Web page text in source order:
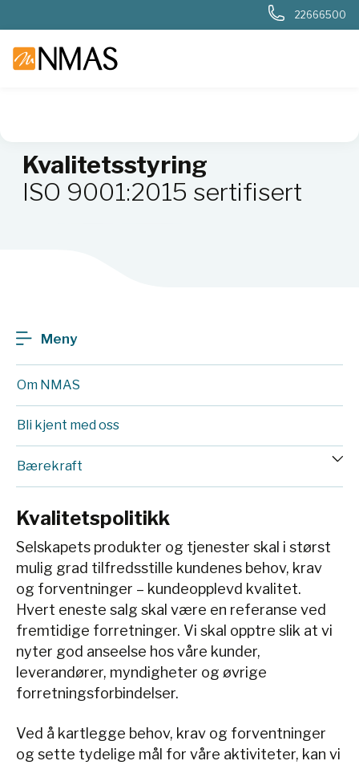
22666500
Kvalitetsstyring
ISO 9001:2015 sertifisert
Meny
Om NMAS
Bli kjent med oss
Bærekraft
Kvalitetspolitikk
Selskapets produkter og tjenester skal i størst
mulig grad tilfredsstille kundenes behov, krav
og forventninger – kundeopplevd kvalitet.
Hvert eneste salg skal være en referanse ved
fremtidige forretninger. Vi skal opptre slik at vi
nyter god anseelse hos våre kunder,
leverandører, myndigheter og øvrige
forretningsforbindelser.
Ved å kartlegge behov, krav og forventninger
og sette tydelige mål for våre aktiviteter, kan vi